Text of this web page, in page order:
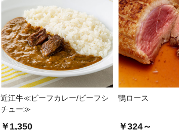
近江牛≪ビーフカレー/ビーフシ
チュー≫
￥1,350
鴨ロース
￥324～